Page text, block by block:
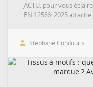
[ACTU: pour vous
EN 12586: 2025
 Stephane Condouris